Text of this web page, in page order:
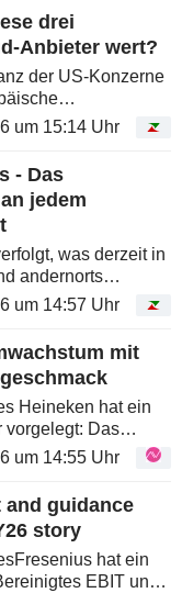
Marke,...
drei
Anbieter wert?
der US-Konzerne
Geschäft zu
und Sinch
unterschiedliche...
um 15:14 Uhr
- Das
jedem
was derzeit in
andernorts
brennende
die im Tiefflug
den Flammen...
um 14:57 Uhr
mit
Heineken hat ein
vorgelegt: Das
auf
das organische
deutlich stärker
um 14:55 Uhr
and guidance
story
hat ein
EBIT und